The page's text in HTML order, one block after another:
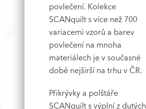
povlečení. Kolekce
SCANquilt s více než 700
variacemi vzorů a barev
povlečení na mnoha
materiálech je v současné
době nejširší na trhu v ČR.
Přikrývky a polštáře
SCANquilt s výplní z dutých